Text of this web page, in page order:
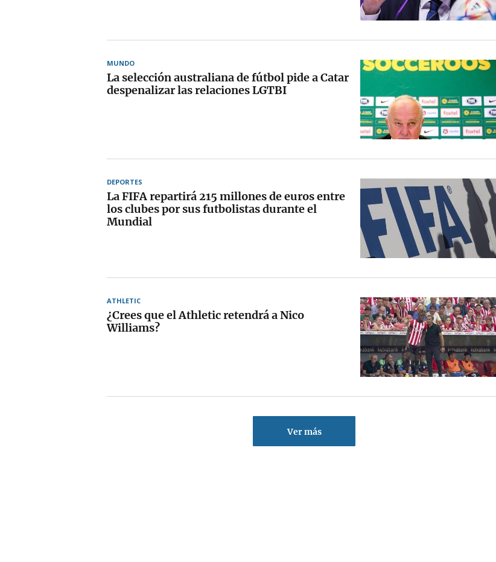
MUNDO
La selección australiana de fútbol pide a Catar
despenalizar las relaciones LGTBI
DEPORTES
La FIFA repartirá 215 millones de euros entre
los clubes por sus futbolistas durante el
Mundial
ATHLETIC
¿Crees que el Athletic retendrá a Nico
Williams?
Ver más